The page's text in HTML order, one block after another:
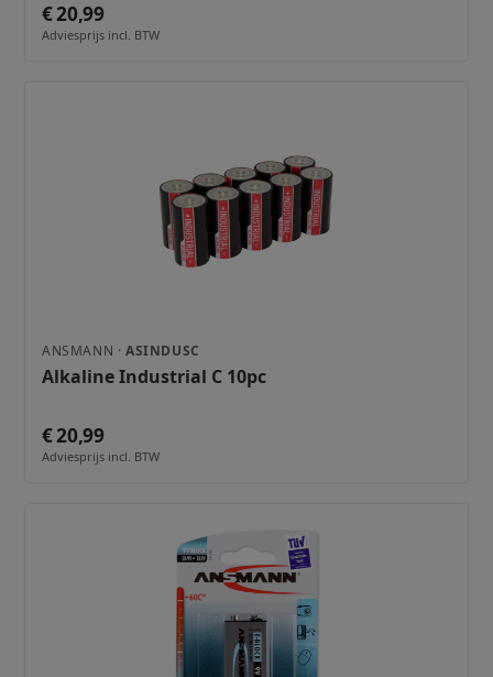
€ 20,99
Adviesprijs incl. BTW
ANSMANN · ASINDUSC
Alkaline Industrial C 10pc
€ 20,99
Adviesprijs incl. BTW